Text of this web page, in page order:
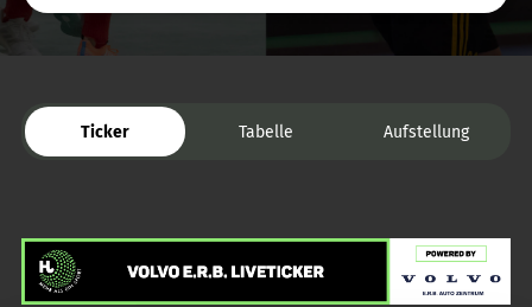
Ticker Tabelle Aufstellung